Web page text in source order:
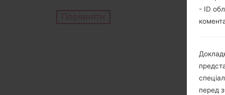
Порівняти
- ID
перед